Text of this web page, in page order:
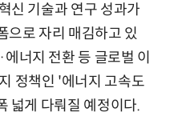
신 기술과 연구 성과가
으로 자리 매김하고 있
너지 전환 등 글로벌 이
정책인 '에너지 고속도
넓게 다뤄질 예정이다.